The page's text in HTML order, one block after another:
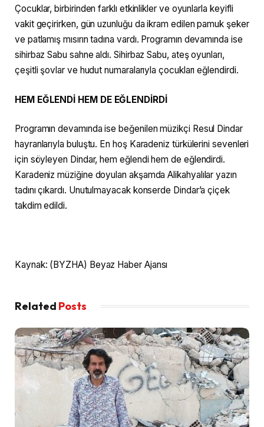
Çocuklar, birbirinden farklı etkinlikler ve oyunlarla keyifli
vakit geçirirken, gün uzunluğu da ikram edilen pamuk şeker
ve patlamış mısırın tadına vardı. Programın devamında ise
sihirbaz Sabu sahne aldı. Sihirbaz Sabu, ateş oyunları,
çeşitli şovlar ve hudut numaralarıyla çocukları eğlendirdi.
HEM EĞLENDİ HEM DE EĞLENDİRDİ
Programın devamında ise beğenilen müzikçi Resul Dindar
hayranlarıyla buluştu. En hoş Karadeniz türkülerini sevenleri
için söyleyen Dindar, hem eğlendi hem de eğlendirdi.
Karadeniz müziğine doyulan akşamda Alikahyalılar yazın
tadını çıkardı. Unutulmayacak konserde Dindar’a çiçek
takdim edildi.
Kaynak: (BYZHA) Beyaz Haber Ajansı
Related Posts